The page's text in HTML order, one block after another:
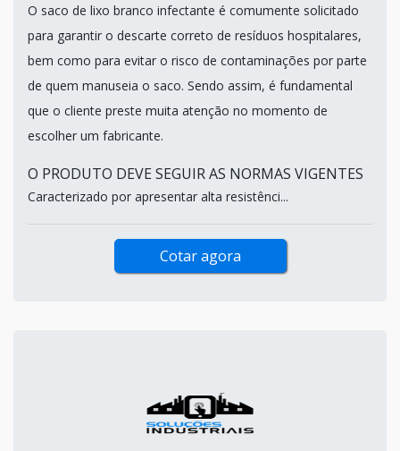
O saco de lixo branco infectante é comumente solicitado
para garantir o descarte correto de resíduos hospitalares,
bem como para evitar o risco de contaminações por parte
de quem manuseia o saco. Sendo assim, é fundamental
que o cliente preste muita atenção no momento de
escolher um fabricante.
O PRODUTO DEVE SEGUIR AS NORMAS VIGENTES
Caracterizado por apresentar alta resistênci...
Cotar agora